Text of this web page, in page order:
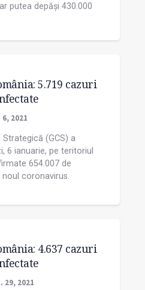
putea depăși 430.000
5.719 cazuri
6, 2021
(GCS) a
6 ianuarie, pe teritoriul
654.007 de
coronavirus.
4.637 cazuri
29, 2021